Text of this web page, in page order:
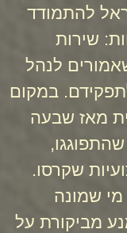
להתמודד
שירות
לנהל
במקום
מאז שבעה
שקרסו.
שמונה
מביקורת על